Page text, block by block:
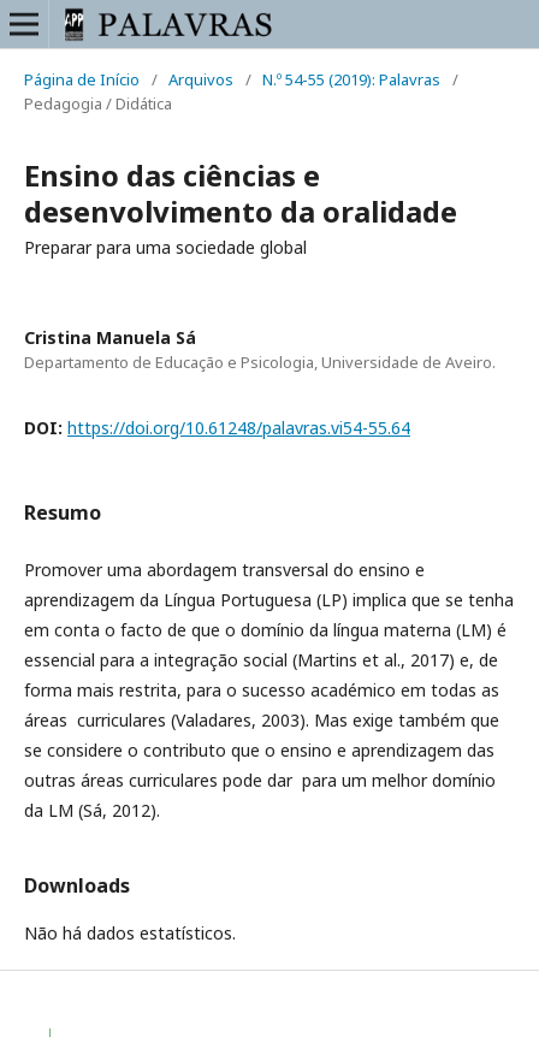
Página de Início / Arquivos / N.º 54-55 (2019): Palavras
/
Pedagogia / Didática
Ensino das ciências e
desenvolvimento da oralidade
Preparar para uma sociedade global
Cristina Manuela Sá
Departamento de Educação e Psicologia, Universidade de Aveiro.
DOI: https://doi.org/10.61248/palavras.vi54-55.64
Resumo
Promover uma abordagem transversal do ensino e
aprendizagem da Língua Portuguesa (LP) implica que se tenha
em conta o facto de que o domínio da língua materna (LM) é
essencial para a integração social (Martins et al., 2017) e, de
forma mais restrita, para o sucesso académico em todas as
áreas curriculares (Valadares, 2003). Mas exige também que
se considere o contributo que o ensino e aprendizagem das
outras áreas curriculares pode dar para um melhor domínio
da LM (Sá, 2012).
Downloads
Não há dados estatísticos.